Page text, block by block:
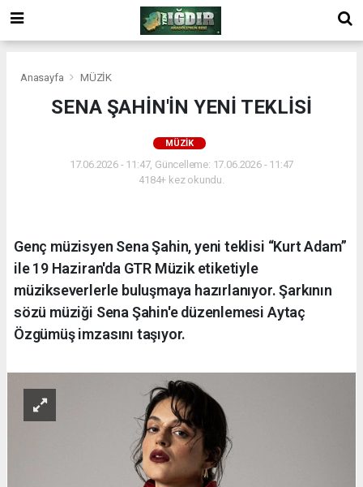
Anasayfa MÜZİK
SENA ŞAHİN'İN YENİ TEKLİSİ
MÜZİK
17.06.2026 - 11:47, Güncelleme: 17.06.2026 - 11:47
4184+ kez okundu.
Genç müzisyen Sena Şahin, yeni teklisi “Kurt Adam”
ile 19 Haziran'da GTR Müzik etiketiyle
müzikseverlerle buluşmaya hazırlanıyor. Şarkının
sözü müziği Sena Şahin'e düzenlemesi Aytaç
Özgümüş imzasını taşıyor.